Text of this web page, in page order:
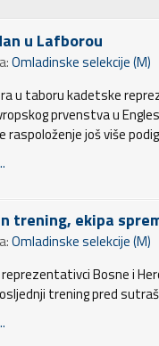
u Lafborou
Omladinske selekcije (M)
u taboru kadetske
prvenstva u
raspoloženje još više
trening, ekipa
Omladinske selekcije (M)
Bosne i
trening pred